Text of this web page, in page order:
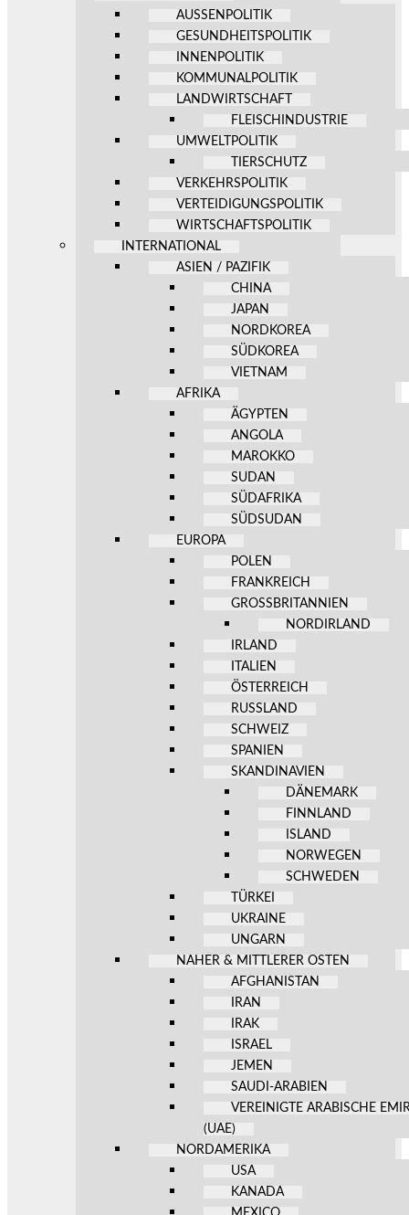
AUSSENPOLITIK
GESUNDHEITSPOLITIK
INNENPOLITIK
KOMMUNALPOLITIK
LANDWIRTSCHAFT
FLEISCHINDUSTRIE
UMWELTPOLITIK
TIERSCHUTZ
VERKEHRSPOLITIK
VERTEIDIGUNGSPOLITIK
WIRTSCHAFTSPOLITIK
INTERNATIONAL
ASIEN / PAZIFIK
CHINA
JAPAN
NORDKOREA
SÜDKOREA
VIETNAM
AFRIKA
ÄGYPTEN
ANGOLA
MAROKKO
SUDAN
SÜDAFRIKA
SÜDSUDAN
EUROPA
POLEN
FRANKREICH
GROSSBRITANNIEN
NORDIRLAND
IRLAND
ITALIEN
ÖSTERREICH
RUSSLAND
SCHWEIZ
SPANIEN
SKANDINAVIEN
DÄNEMARK
FINNLAND
ISLAND
NORWEGEN
SCHWEDEN
TÜRKEI
UKRAINE
UNGARN
NAHER & MITTLERER OSTEN
AFGHANISTAN
IRAN
IRAK
ISRAEL
JEMEN
SAUDI-ARABIEN
VEREINIGTE ARABISCHE
(UAE)
NORDAMERIKA
USA
KANADA